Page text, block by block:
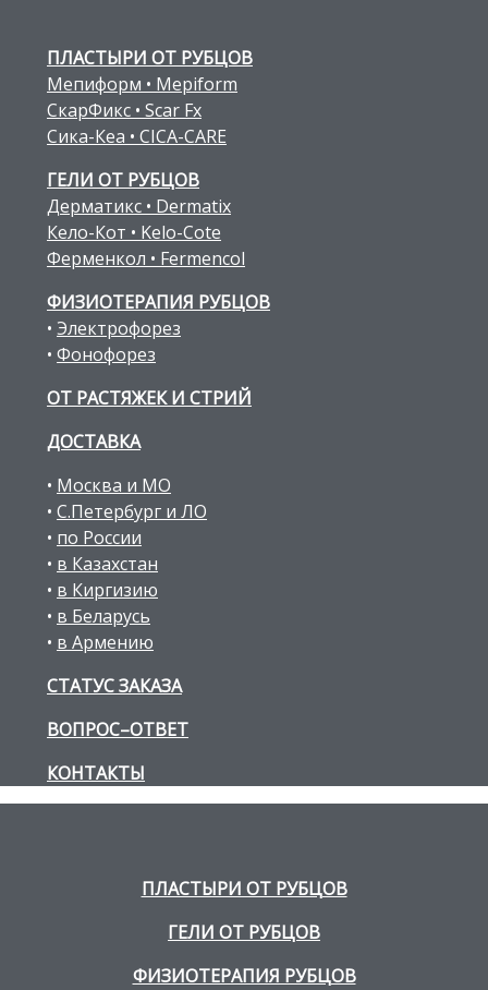
ПЛАСТЫРИ ОТ РУБЦОВ
Мепиформ • Mepiform
СкарФикс • Scar Fx
Сика-Кеа • CICA-CARE
ГЕЛИ ОТ РУБЦОВ
Дерматикс • Dermatix
Кело-Кот • Kelo-Cote
Ферменкол • Fermencol
ФИЗИОТЕРАПИЯ РУБЦОВ
• Электрофорез
• Фонофорез
ОТ РАСТЯЖЕК И СТРИЙ
ДОСТАВКА
• Москва и МО
• С.Петербург и ЛО
• по России
• в Казахстан
• в Киргизию
• в Беларусь
• в Армению
СТАТУС ЗАКАЗА
ВОПРОС–ОТВЕТ
КОНТАКТЫ
ПЛАСТЫРИ ОТ РУБЦОВ
ГЕЛИ ОТ РУБЦОВ
ФИЗИОТЕРАПИЯ РУБЦОВ